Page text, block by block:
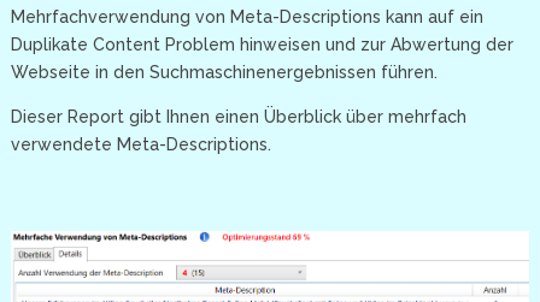
Mehrfachverwendung von Meta-Descriptions kann auf ein
Duplikate Content Problem hinweisen und zur Abwertung der
Webseite in den Suchmaschinenergebnissen führen.
Dieser Report gibt Ihnen einen Überblick über mehrfach
verwendete Meta-Descriptions.